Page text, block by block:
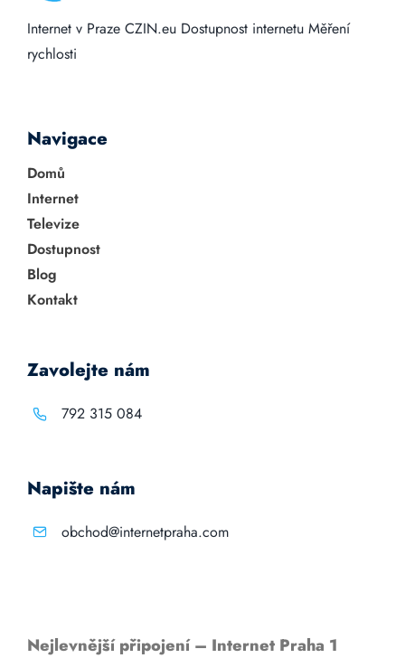
Internet v Praze CZIN.eu Dostupnost internetu Měření
rychlosti
Navigace
Domů
Internet
Televize
Dostupnost
Blog
Kontakt
Zavolejte nám
792 315 084
Napište nám
obchod@internetpraha.com
Nejlevnější připojení – Internet Praha 1